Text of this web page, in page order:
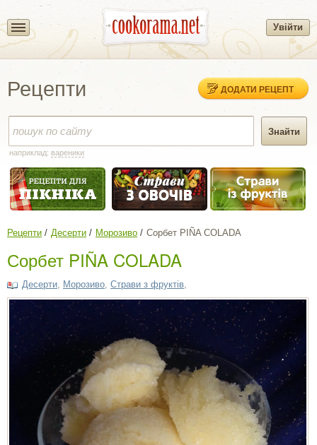
Увійти
Рецепти ДОДАТИ РЕЦЕПТ
наприклад: вареники
Рецепти Десерти Морозиво Сорбет PIÑA COLADA
Сорбет PIÑA COLADA
Десерти Морозиво Страви з фруктів